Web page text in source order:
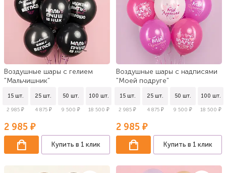
Воздушные шары с гелием
"Мальчишник"
15 шт.
2 985 ₽
25 шт.
4 875 ₽
50 шт.
9 500 ₽
100 шт.
18 500 ₽
2 985 ₽
Купить в 1 клик
Воздушные шары с надписями
"Моей подруге"
15 шт.
2 985 ₽
25 шт.
4 875 ₽
50 шт.
9 500 ₽
100 шт.
18 500 ₽
2 985 ₽
Купить в 1 клик